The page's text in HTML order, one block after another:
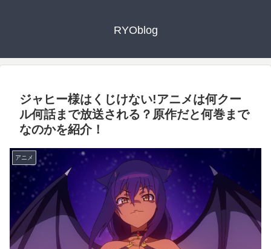
RYOblog
ジャヒー様はくじけない!アニメは何クー
ル何話まで放送される？原作だと何巻まで
なのかを紹介！
アニメ